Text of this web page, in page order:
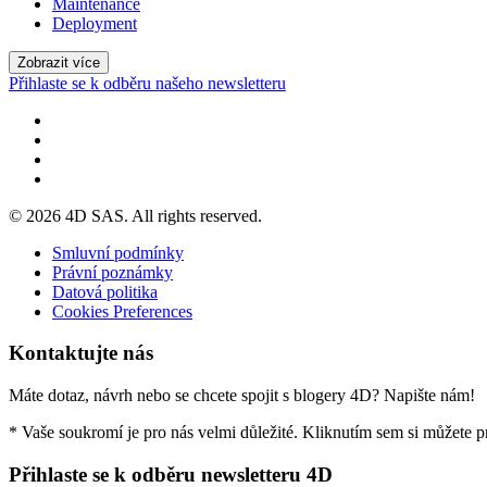
Deployment
Zobrazit více
Přihlaste se k odběru našeho newsletteru
© 2026 4D SAS. All rights reserved.
Smluvní podmínky
Právní poznámky
Datová politika
Cookies Preferences
Kontaktujte nás
Máte dotaz, návrh nebo se chcete spojit s blogery 4D? Napište nám!
* Vaše soukromí je pro nás velmi důležité. Kliknutím sem si můžete
Přihlaste se k odběru newsletteru 4D